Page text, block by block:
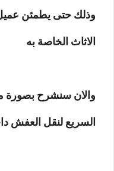
وذلك حتى يطمئن
الاثاث الخاصة به
والان سنشرح بصورة
السريع لنقل العفش